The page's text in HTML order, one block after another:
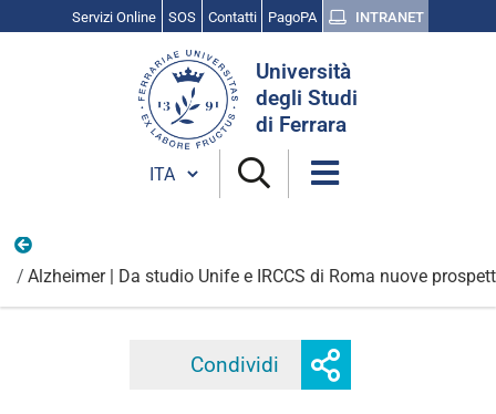
Servizi Online SOS Contatti PagoPA INTRANET
Università
degli Studi
di Ferrara
Cambia lingua
Alzheimer | Da studio Unife e IRCCS di Roma nuove
Condividi Facebook